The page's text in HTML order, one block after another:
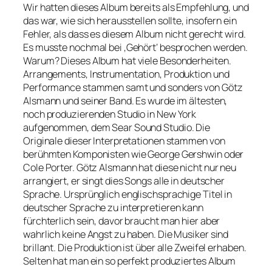
Wir hatten dieses Album bereits als Empfehlung, und
das war, wie sich herausstellen sollte, insofern ein
Fehler, als dass es diesem Album nicht gerecht wird.
Es musste nochmal bei ‚Gehört‘ besprochen werden.
Warum? Dieses Album hat viele Besonderheiten.
Arrangements, Instrumentation, Produktion und
Performance stammen samt und sonders von Götz
Alsmann und seiner Band. Es wurde im ältesten,
noch produzierenden Studio in New York
aufgenommen, dem Sear Sound Studio. Die
Originale dieser Interpretationen stammen von
berühmten Komponisten wie George Gershwin oder
Cole Porter. Götz Alsmann hat diese nicht nur neu
arrangiert, er singt dies Songs alle in deutscher
Sprache. Ursprünglich englischsprachige Titel in
deutscher Sprache zu interpretieren kann
fürchterlich sein, davor braucht man hier aber
wahrlich keine Angst zu haben. Die Musiker sind
brillant. Die Produktion ist über alle Zweifel erhaben.
Selten hat man ein so perfekt produziertes Album